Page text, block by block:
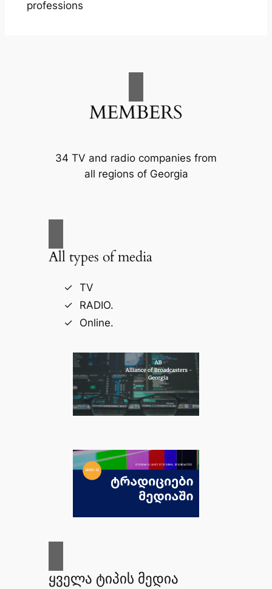
professions
MEMBERS
34 TV and radio companies from
all regions of Georgia
All types of media
TV
RADIO.
Online.
ყველა ტიპის მედია